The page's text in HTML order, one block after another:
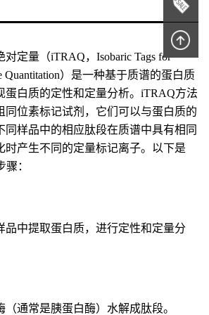
定量（iTRAQ，Isobaric Tags for
Quantitation）是一种基于质谱的蛋白质
蛋白质的定性和定量分析。iTRAQ方法
同位素标记试剂，它们可以与蛋白质的
同样品中的相应肽段在质谱中具有相同
时产生不同的定量标记离子。以下是
：
品中提取蛋白质，进行定性和定量分
通常是胰蛋白酶）水解成肽段。